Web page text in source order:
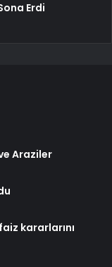
Erdi
Araziler
kararlarını